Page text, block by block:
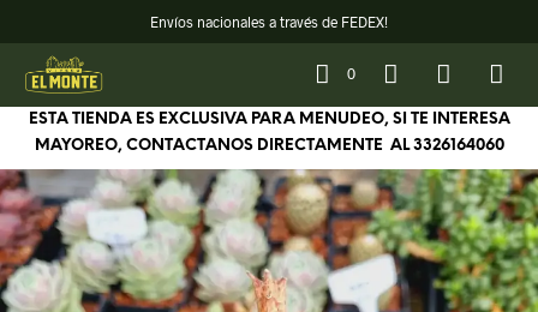
Envíos nacionales a través de FEDEX!
0
ESTA TIENDA ES EXCLUSIVA PARA MENUDEO, SI TE INTERESA
MAYOREO, CONTACTANOS DIRECTAMENTE AL3326164060